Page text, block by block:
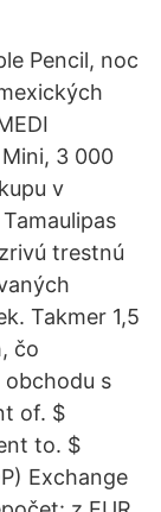
Pencil, noc
3 000
v
trestnú
Takmer 1,5
čo
obchodu s
of. $
to. $
Exchange